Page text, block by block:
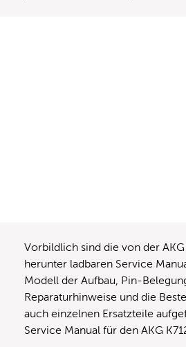
Vorbildlich sind die von der
herunter ladbaren Service
Modell der Aufbau, Pin-
Reparaturhinweise und die
auch einzelnen Ersatzteile
Service Manual für den AKG